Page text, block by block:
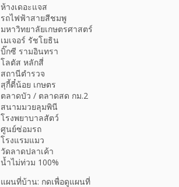
ห้างเดอะแจส
รถไฟฟ้าสายสีชมพู
มหาวิทยาลัยเกษตรศาสตร์
เมเจอร์ รัชโยธิน
บิ๊กซี รามอินทรา
โลตัส หลักสี่
สถานีตำรวจ
สุกี้ตี๋น้อย เกษตร
ตลาดบัว / ตลาดสด กม.2
สนามมวยลุมพินี
โรงพยาบาลสัตว์
ศูนย์ซ่อมรถ
โรงแรมแมว
วัดลาดปลาเค้า
น้ำไม่ท่วม 100%
แผนที่บ้าน: กดเพื่อดูแผนที่